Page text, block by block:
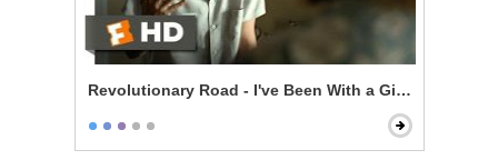
Revolutionary Road - I've Been With a Girl a Few